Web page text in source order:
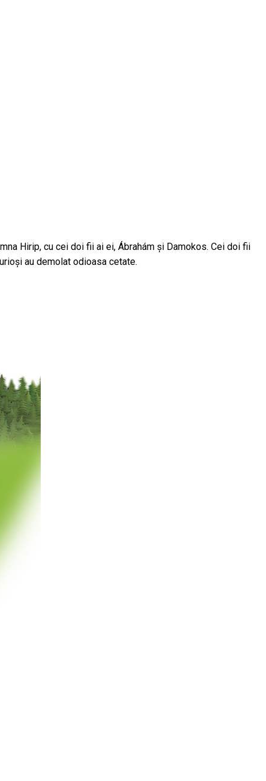
Hirip, cu cei doi fii ai ei, Ábrahám și Damokos. Cei doi fii
au demolat odioasa cetate.